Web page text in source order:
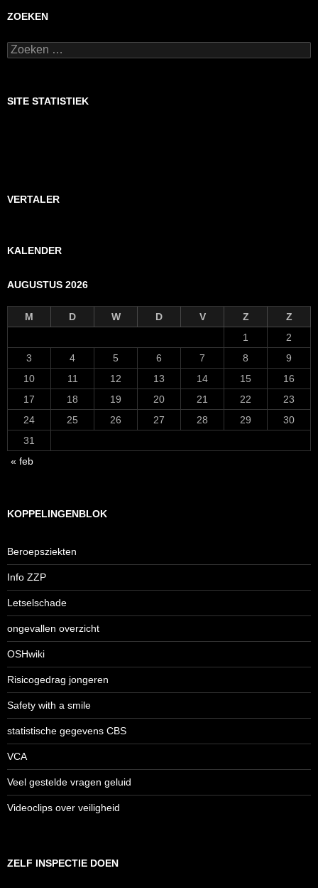
ZOEKEN
Zoeken
naar:
SITE STATISTIEK
VERTALER
KALENDER
AUGUSTUS 2026
M D W D V Z
Z
1
2
3
4 5 6 7 8
9
10
11 12 13 14 15
16
17
18 19 20 21 22
23
24
25 26 27 28 29
30
31
« feb
KOPPELINGENBLOK
Beroepsziekten
Info ZZP
Letselschade
ongevallen overzicht
OSHwiki
Risicogedrag jongeren
Safety with a smile
statistische gegevens CBS
VCA
Veel gestelde vragen geluid
Videoclips over veiligheid
ZELF INSPECTIE DOEN